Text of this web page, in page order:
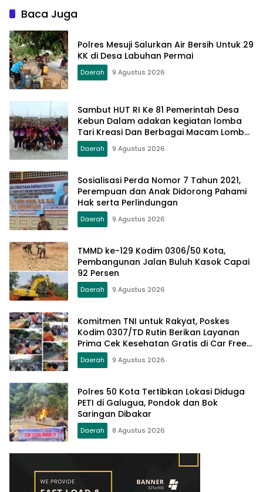
Baca Juga
Polres Mesuji Salurkan Air Bersih Untuk 29
KK di Desa Labuhan Permai
Daerah 9 Agustus 2026
Sambut HUT RI Ke 81 Pemerintah Desa
Kebun Dalam adakan kegiatan lomba
Tari Kreasi Dan Berbagai Macam Lomba
Lainnya
Daerah 9 Agustus 2026
Sosialisasi Perda Nomor 7 Tahun 2021,
Perempuan dan Anak Didorong Pahami
Hak serta Perlindungan
Daerah 9 Agustus 2026
TMMD ke-129 Kodim 0306/50 Kota,
Pembangunan Jalan Buluh Kasok Capai
92 Persen
Daerah 9 Agustus 2026
Komitmen TNI untuk Rakyat, Poskes
Kodim 0307/TD Rutin Berikan Layanan
Prima Cek Kesehatan Gratis di Car Free
Day Setiap Minggu
Daerah 9 Agustus 2026
Polres 50 Kota Tertibkan Lokasi Diduga
PETI di Galugua, Pondok dan Bok
Saringan Dibakar
Daerah 8 Agustus 2026